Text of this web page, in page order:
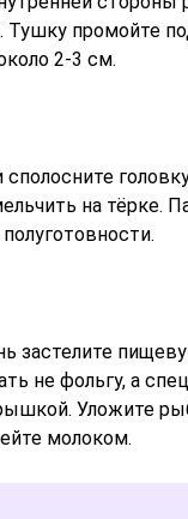
Тушку промойте
2-3 см.
сполосните
на тёрке.
застелите
не фольгу, а
Уложите
молоком.